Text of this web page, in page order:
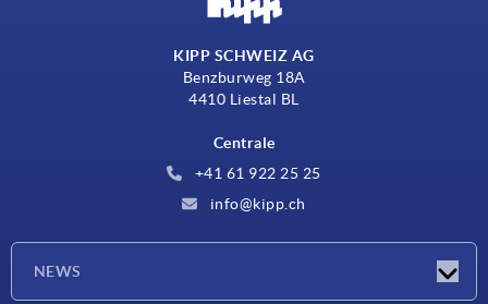
KIPP SCHWEIZ AG
Benzburweg 18A
4410 Liestal BL
Centrale
+41 61 922 25 25
info@kipp.ch
NEWS